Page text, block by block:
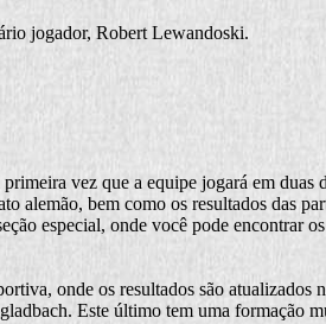
jogador, Robert Lewandoski.
vez que a equipe jogará em duas
alemão, bem como os resultados das
especial, onde você pode encontrar
onde os resultados são atualizados
Este último tem uma formação